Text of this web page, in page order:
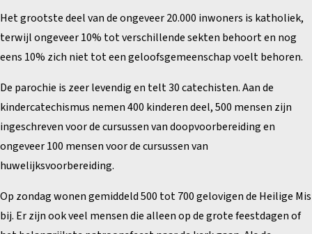
Het grootste deel van de ongeveer 20.000 inwoners is katholiek,
terwijl ongeveer 10% tot verschillende sekten behoort en nog
eens 10% zich niet tot een geloofsgemeenschap voelt behoren.
De parochie is zeer levendig en telt 30 catechisten. Aan de
kindercatechismus nemen 400 kinderen deel, 500 mensen zijn
ingeschreven voor de cursussen van doopvoorbereiding en
ongeveer 100 mensen voor de cursussen van
huwelijksvoorbereiding.
Op zondag wonen gemiddeld 500 tot 700 gelovigen de Heilige Mis
bij. Er zijn ook veel mensen die alleen op de grote feestdagen of